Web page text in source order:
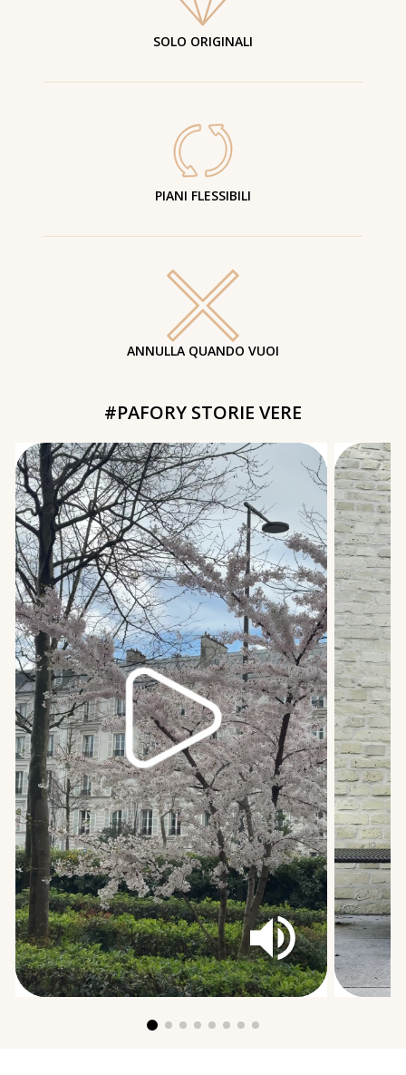
SOLO ORIGINALI
PIANI FLESSIBILI
ANNULLA QUANDO VUOI
#PAFORY STORIE VERE